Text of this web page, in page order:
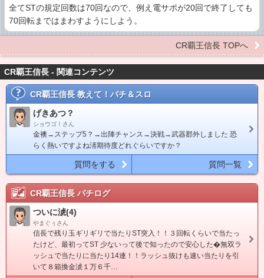
全てSTの規定回数は70回なので、例え電サポが20回で終了しても
70回転まではまわすようにしよう。
CR覇王信長 TOPへ
CR覇王信長 - 関連コンテンツ
CR覇王信長教えて！パチ＆スロ
げきあつ？
ショウゴ！さん
金襖→ステップ5？→出陣チャンス→決戦→武器郡外しました 恐
らく熱いですよね淸期待度どれぐらいですか？
質問をする 質問一覧
CR覇王信長パチログ
ついに淲(4)
やまぐぅさん
信長で残り玉ギリギリで当たりST突入！！３回転くらいで当たっ
たけど、最初ってST 少ないって後で知ったので安心した�無双ラ
ッシュで当たりに当たり14連！！ラッシュ抜けも速い当たりを引
いて８箱換金淲１万６千…